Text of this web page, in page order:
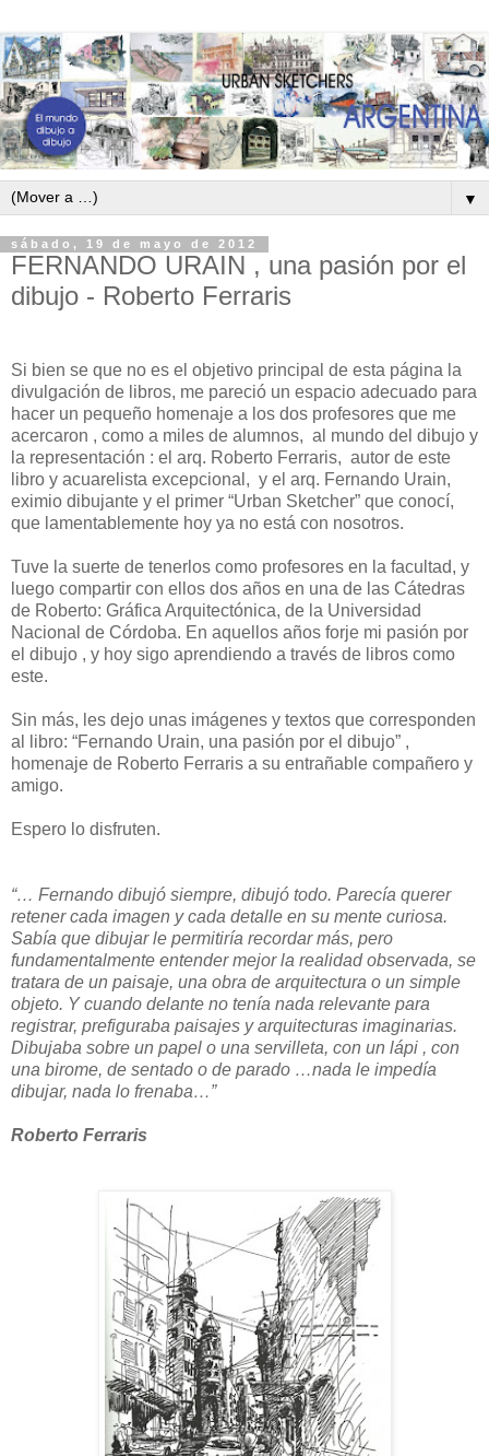
▼
sábado, 19 de mayo de 2012
FERNANDO URAIN , una pasión por el
dibujo - Roberto Ferraris
Si bien se que no es el objetivo principal de esta página la
divulgación de libros, me pareció un espacio adecuado para
hacer un pequeño homenaje a los dos profesores que me
acercaron , como a miles de alumnos, al mundo del dibujo y
la representación : el arq. Roberto Ferraris, autor de este
libro y acuarelista excepcional, y el arq. Fernando Urain,
eximio dibujante y el primer “Urban Sketcher” que conocí,
que lamentablemente hoy ya no está con nosotros.
Tuve la suerte de tenerlos como profesores en la facultad, y
luego compartir con ellos dos años en una de las Cátedras
de Roberto: Gráfica Arquitectónica, de la Universidad
Nacional de Córdoba. En aquellos años forje mi pasión por
el dibujo , y hoy sigo aprendiendo a través de libros como
este.
Sin más, les dejo unas imágenes y textos que corresponden
al libro: “Fernando Urain, una pasión por el dibujo” ,
homenaje de Roberto Ferraris a su entrañable compañero y
amigo.
Espero lo disfruten.
“… Fernando dibujó siempre, dibujó todo. Parecía querer
retener cada imagen y cada detalle en su mente curiosa.
Sabía que dibujar le permitiría recordar más, pero
fundamentalmente entender mejor la realidad observada, se
tratara de un paisaje, una obra de arquitectura o un simple
objeto. Y cuando delante no tenía nada relevante para
registrar, prefiguraba paisajes y arquitecturas imaginarias.
Dibujaba sobre un papel o una servilleta, con un lápi , con
una birome, de sentado o de parado …nada le impedía
dibujar, nada lo frenaba…”
Roberto Ferraris